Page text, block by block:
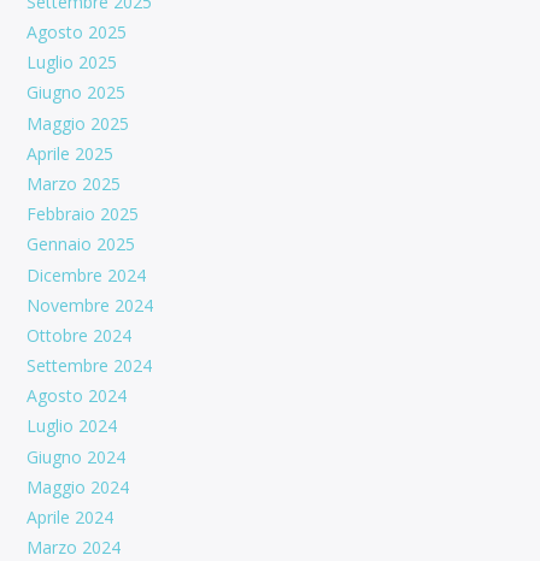
Agosto 2025
Luglio 2025
Giugno 2025
Maggio 2025
Aprile 2025
Marzo 2025
Febbraio 2025
Gennaio 2025
Dicembre 2024
Novembre 2024
Ottobre 2024
Settembre 2024
Agosto 2024
Luglio 2024
Giugno 2024
Maggio 2024
Aprile 2024
Marzo 2024